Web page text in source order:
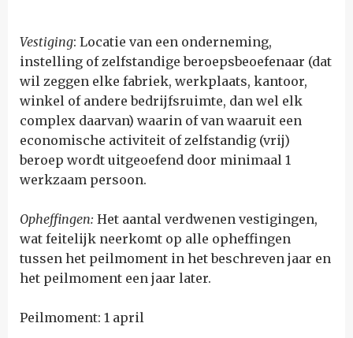
Vestiging: Locatie van een onderneming,
instelling of zelfstandige beroepsbeoefenaar (dat
wil zeggen elke fabriek, werkplaats, kantoor,
winkel of andere bedrijfsruimte, dan wel elk
complex daarvan) waarin of van waaruit een
economische activiteit of zelfstandig (vrij)
beroep wordt uitgeoefend door minimaal 1
werkzaam persoon.
Opheffingen: Het aantal verdwenen vestigingen,
wat feitelijk neerkomt op alle opheffingen
tussen het peilmoment in het beschreven jaar en
het peilmoment een jaar later.
Peilmoment: 1 april